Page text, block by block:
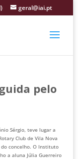
geral@iai.pt
pelo
Sérgio, teve lugar a
Club de Vila Nova
concelho. O Instituto
a aluna Júlia Guerreiro